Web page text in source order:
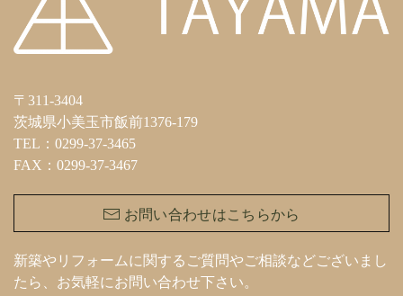
〒311-3404
茨城県小美玉市飯前1376-179
TEL：0299-37-3465
FAX：0299-37-3467
お問い合わせはこちらから
新築やリフォームに関するご質問やご相談などございまし
たら、お気軽にお問い合わせ下さい。